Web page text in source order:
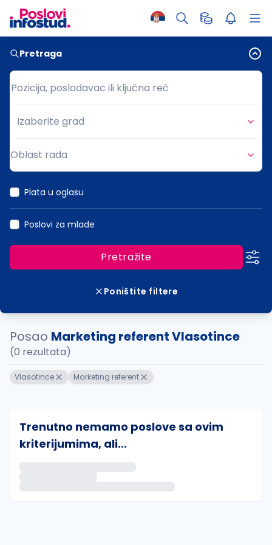
Pretraga
Pozicija, poslodavac ili ključna reč
Pozicija, poslodavac ili ključna reč
Grad
Izaberite grad
Oblast rada
Plata u oglasu
Poslovi za mlade
Pretražite
Poništite filtere
Posao Marketing referent Vlasotince
(0 rezultata)
Vlasotince Marketing referent
Trenutno nemamo poslove sa ovim
kriterijumima, ali...